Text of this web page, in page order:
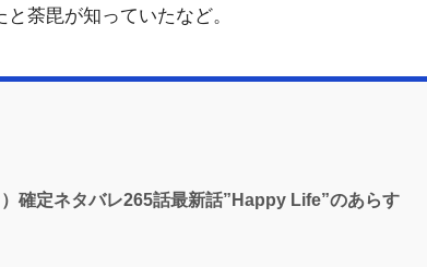
荼毘が知っていたなど。
確定ネタバレ265話最新話”Happy Life”のあらす